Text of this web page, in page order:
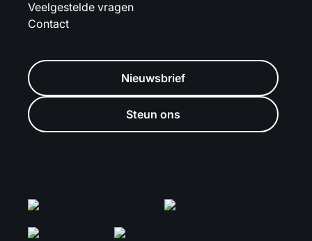
Veelgestelde vragen
Contact
Nieuwsbrief
Steun ons